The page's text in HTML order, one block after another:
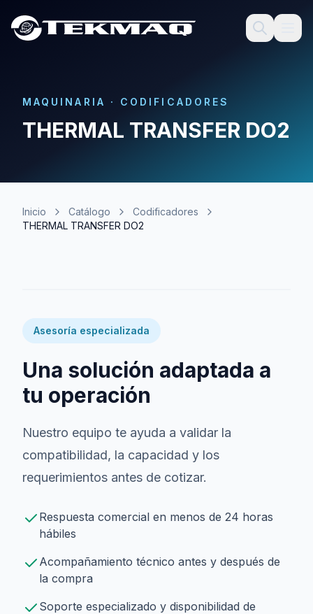
MAQUINARIA · CODIFICADORES
THERMAL TRANSFER DO2
Inicio Catálogo
Codificadores
THERMAL TRANSFER DO2
Asesoría especializada
Una solución adaptada a
tu operación
Nuestro equipo te ayuda a validar la
compatibilidad, la capacidad y los
requerimientos antes de cotizar.
Respuesta comercial en menos de 24 horas
hábiles
Acompañamiento técnico antes y después de
la compra
Soporte especializado y disponibilidad de